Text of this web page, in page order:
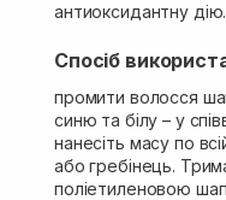
антиоксидантну дію.
Спосіб
промити волосся
синю та білу – у
нанесіть масу по
або гребінець.
поліетиленовою